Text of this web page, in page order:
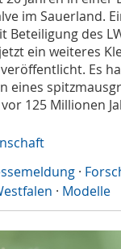
im Sauerland.
Beteiligung des
ein weiteres
Es
eines
125 Millionen
·
· Modelle